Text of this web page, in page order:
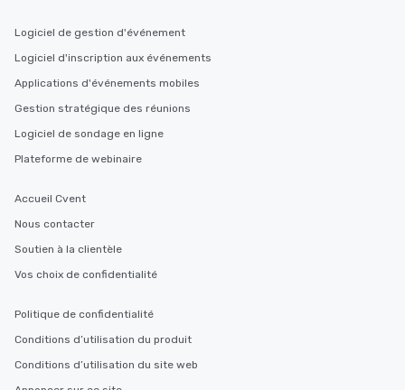
Logiciel de gestion d'événement
Logiciel d'inscription aux événements
Applications d'événements mobiles
Gestion stratégique des réunions
Logiciel de sondage en ligne
Plateforme de webinaire
Accueil Cvent
Nous contacter
Soutien à la clientèle
Vos choix de confidentialité
Politique de confidentialité
Conditions d’utilisation du produit
Conditions d’utilisation du site web